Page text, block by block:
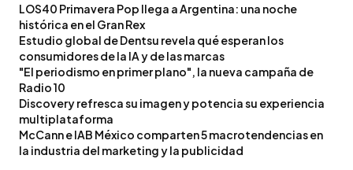
LOS40 Primavera Pop llega a Argentina: una noche
histórica en el Gran Rex
Estudio global de Dentsu revela qué esperan los
consumidores de la IA y de las marcas
"El periodismo en primer plano", la nueva campaña de
Radio 10
Discovery refresca su imagen y potencia su experiencia
multiplataforma
McCann e IAB México comparten 5 macrotendencias en
la industria del marketing y la publicidad